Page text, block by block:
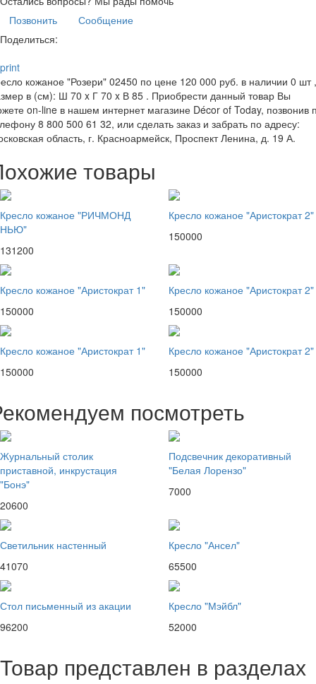
Позвонить
Сообщение
Поделиться:
print
кожаное "Розери" 02450 по цене 120 000 руб. в наличии 0 шт ,
в (см): Ш 70 x Г 70 x В 85 . Приобрести данный товар Вы
on-line в нашем интернет магазине Décor of Today, позвонив
8 800 500 61 32, или сделать заказ и забрать по адресу:
область, г. Красноармейск, Проспект Ленина, д. 19 А.
товары
Кресло кожаное "РИЧМОНД
НЬЮ"
131200
Кресло кожаное "Аристократ 2"
150000
Кресло кожаное "Аристократ 1"
150000
Кресло кожаное "Аристократ 2"
150000
Кресло кожаное "Аристократ 1"
150000
Кресло кожаное "Аристократ 2"
150000
посмотреть
Журнальный столик
приставной, инкрустация
"Бонэ"
20600
Подсвечник декоративный
"Белая Лорензо"
7000
Светильник настенный
41070
Кресло "Ансел"
65500
Стол письменный из акации
96200
Кресло "Мэйбл"
52000
Товар представлен в разделах